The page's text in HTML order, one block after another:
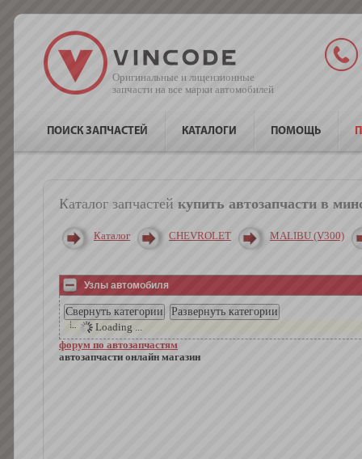
Оригинальные и лицензионные
запчасти на все марки автомобилей
ПОИСК ЗАПЧАСТЕЙ КАТАЛОГИ ПОМОЩЬ
Каталог запчастей купить автозапчасти в
Каталог CHEVROLET MALIBU (V300)
Узлы автомобиля
Loading ...
форум по автозапчастям
автозапчасти онлайн магазин